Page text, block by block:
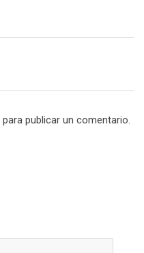
para publicar un comentario.